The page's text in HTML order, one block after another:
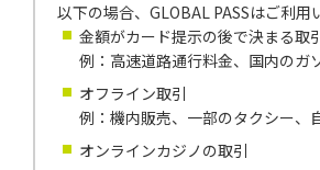
以下の場合、GLOBAL PASSはご利用
金額がカード提示の後で決まる取
例：高速道路通行料金、国内のガ
オフライン取引
例：機内販売、一部のタクシー、
オンラインカジノの取引